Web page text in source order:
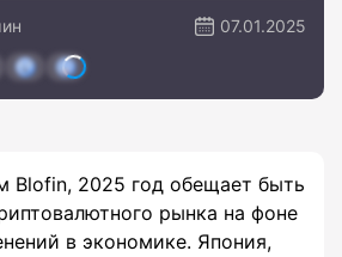
07.01.2025
Blofin, 2025 год обещает быть
рынка на фоне
в экономике. Япония,